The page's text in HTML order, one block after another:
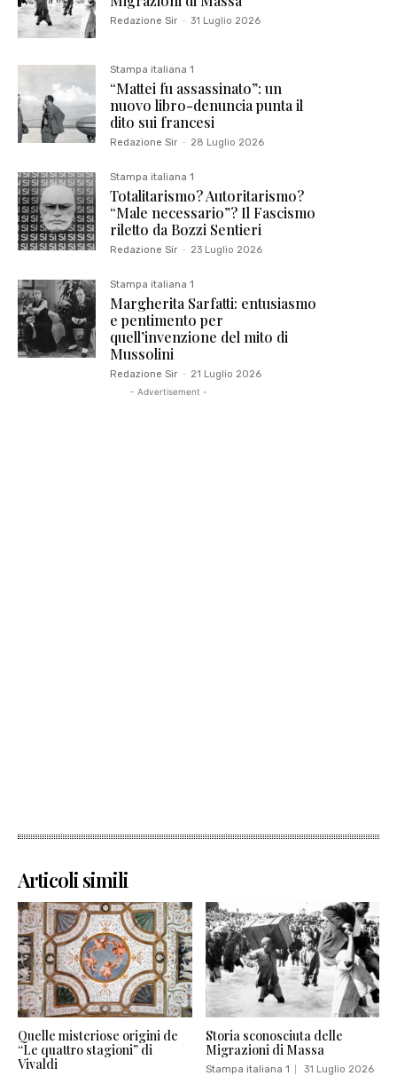
Redazione Sir - 31 Luglio 2026
Stampa italiana 1
“Mattei fu assassinato”: un
nuovo libro-denuncia punta il
dito sui francesi
Redazione Sir - 28 Luglio 2026
Stampa italiana 1
Totalitarismo? Autoritarismo?
“Male necessario”? Il Fascismo
riletto da Bozzi Sentieri
Redazione Sir - 23 Luglio 2026
Stampa italiana 1
Margherita Sarfatti: entusiasmo
e pentimento per
quell’invenzione del mito di
Mussolini
Redazione Sir - 21 Luglio 2026
- Advertisement -
Articoli simili
Quelle misteriose origini de
“Le quattro stagioni” di
Vivaldi
Storia sconosciuta delle
Migrazioni di Massa
Stampa italiana 1 31 Luglio 2026